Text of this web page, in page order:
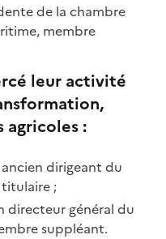
de la chambre
membre
leur activité
:
ancien dirigeant du
;
directeur général du
suppléant.